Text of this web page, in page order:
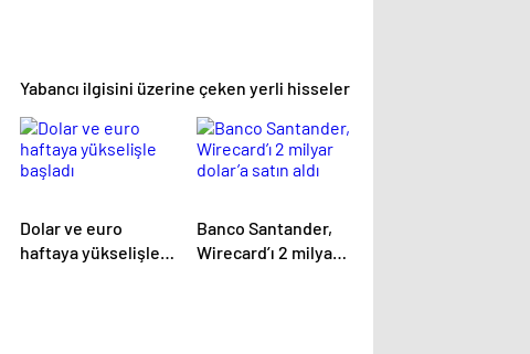
Yabancı ilgisini üzerine çeken yerli hisseler
Dolar ve euro
haftaya yükselişle
Banco Santander,
Wirecard’ı 2 milyar